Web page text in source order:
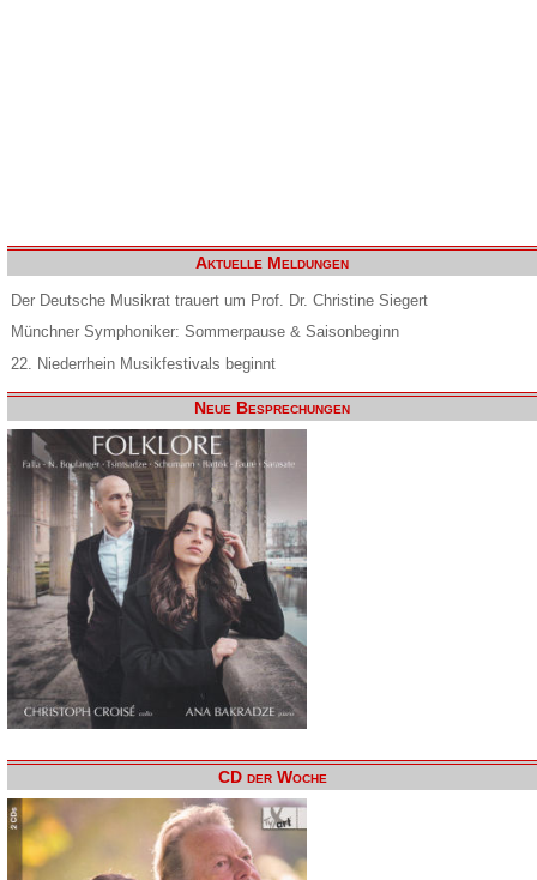
Aktuelle Meldungen
Der Deutsche Musikrat trauert um Prof. Dr. Christine Siegert
Münchner Symphoniker: Sommerpause & Saisonbeginn
22. Niederrhein Musikfestivals beginnt
Neue Besprechungen
CD der Woche